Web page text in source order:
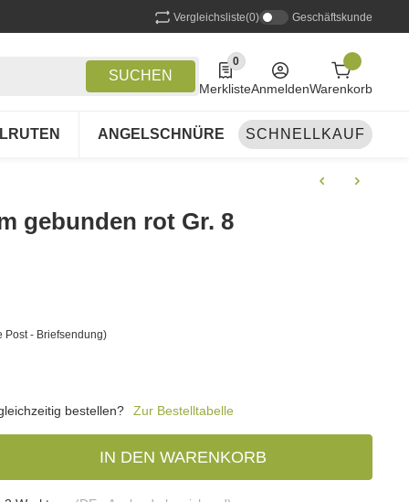
Vergleichsliste(0) Geschäftskunde
SUCHEN
0
0 Produkte in der Liste
MerklisteAnmeldenWarenkorb
ANGELSCHNÜRE ANGELSETS
SCHNELLKAUF
gebunden rot Gr. 8
Post - Briefsendung)
bestellen?
Zur Bestelltabelle
IN DEN WARENKORB